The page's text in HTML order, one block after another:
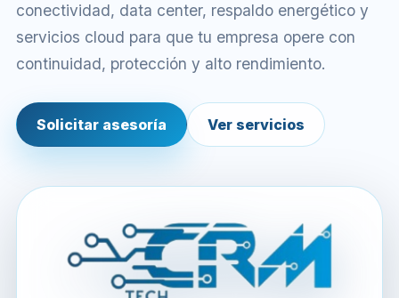
conectividad, data center, respaldo energético y
servicios cloud para que tu empresa opere con
continuidad, protección y alto rendimiento.
Solicitar asesoría Ver servicios